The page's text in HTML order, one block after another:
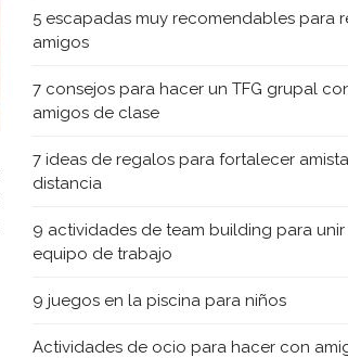
5 escapadas muy recomendables para
amigos
7 consejos para hacer un TFG grupal
amigos de clase
7 ideas de regalos para fortalecer
distancia
9 actividades de team building para unir
equipo de trabajo
9 juegos en la piscina para niños
Actividades de ocio para hacer con